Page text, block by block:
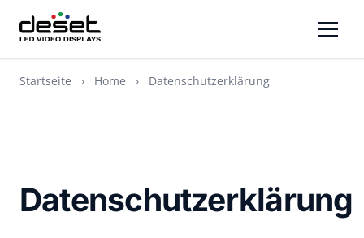
Startseite › Home › Datenschutzerklärung
Datenschutzerklärung